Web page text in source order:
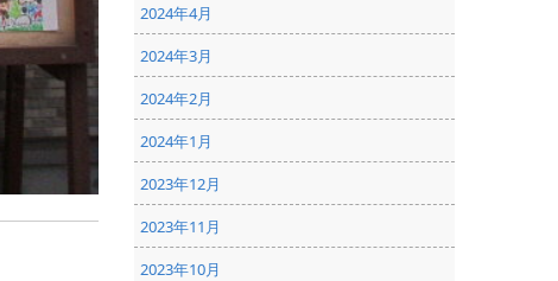
2024年4月
2024年3月
2024年2月
2024年1月
2023年12月
2023年11月
2023年10月